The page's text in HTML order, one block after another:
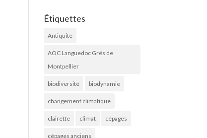
Étiquettes
Antiquité
AOC Languedoc Grés de
Montpellier
biodiversité biodynamie
changement climatique
clairette climat cépages
cépages anciens